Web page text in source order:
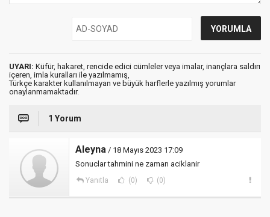
UYARI: Küfür, hakaret, rencide edici cümleler veya imalar, inançlara saldırı
içeren, imla kuralları ile yazılmamış,
Türkçe karakter kullanılmayan ve büyük harflerle yazılmış yorumlar
onaylanmamaktadır.
1 Yorum
Aleyna / 18 Mayıs 2023 17:09
Sonuclar tahmini ne zaman aciklanir
Yanıtla (0) (0)